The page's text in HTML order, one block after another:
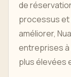
de
processus et
améliorer,
entreprises
plus élevées